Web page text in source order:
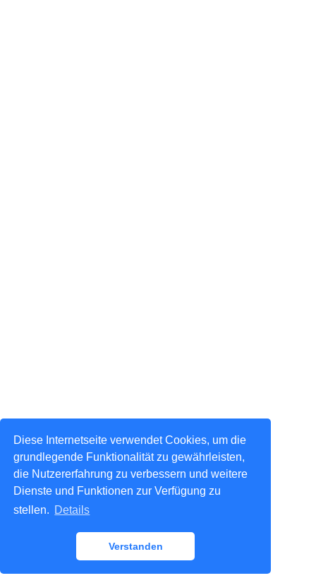
Diese Internetseite verwendet Cookies, um die
grundlegende Funktionalität zu gewährleisten,
die Nutzererfahrung zu verbessern und weitere
Dienste und Funktionen zur Verfügung zu
stellen. Details
Verstanden